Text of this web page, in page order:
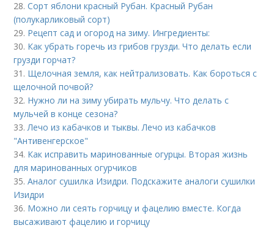
28.Сорт яблони красный Рубан. Красный Рубан
(полукарликовый сорт)
29. Рецепт сад и огород на зиму. Ингредиенты:
30. Как убрать горечь из грибов грузди. Что делать если
грузди горчат?
31. Щелочная земля, как нейтрализовать. Как бороться с
щелочной почвой?
32. Нужно ли на зиму убирать мульчу. Что делать с
мульчей в конце сезона?
33. Лечо из кабачков и тыквы. Лечо из кабачков
"Антивенгерское"
34. Как исправить маринованные огурцы. Вторая жизнь
для маринованных огурчиков
35.Аналог сушилка Изидри. Подскажите аналоги сушилки
Изидри
36. Можно ли сеять горчицу и фацелию вместе. Когда
высаживают фацелию и горчицу